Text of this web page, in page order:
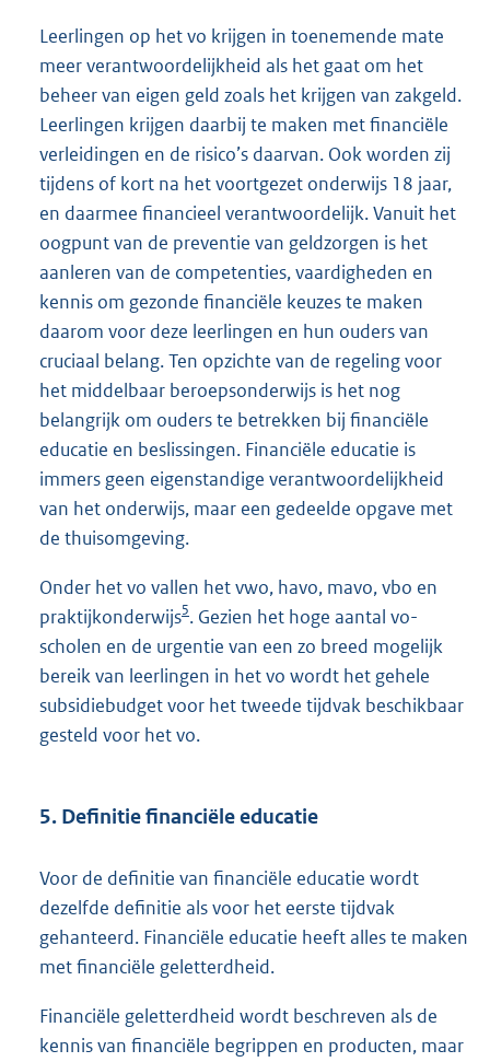
Leerlingen op het vo krijgen in toenemende mate
meer verantwoordelijkheid als het gaat om het
beheer van eigen geld zoals het krijgen van zakgeld.
Leerlingen krijgen daarbij te maken met financiële
verleidingen en de risico’s daarvan. Ook worden zij
tijdens of kort na het voortgezet onderwijs 18 jaar,
en daarmee financieel verantwoordelijk. Vanuit het
oogpunt van de preventie van geldzorgen is het
aanleren van de competenties, vaardigheden en
kennis om gezonde financiële keuzes te maken
daarom voor deze leerlingen en hun ouders van
cruciaal belang. Ten opzichte van de regeling voor
het middelbaar beroepsonderwijs is het nog
belangrijk om ouders te betrekken bij financiële
educatie en beslissingen. Financiële educatie is
immers geen eigenstandige verantwoordelijkheid
van het onderwijs, maar een gedeelde opgave met
de thuisomgeving.
Onder het vo vallen het vwo, havo, mavo, vbo en
praktijkonderwijs5. Gezien het hoge aantal vo-
scholen en de urgentie van een zo breed mogelijk
bereik van leerlingen in het vo wordt het gehele
subsidiebudget voor het tweede tijdvak beschikbaar
gesteld voor het vo.
5. Definitie financiële educatie
Voor de definitie van financiële educatie wordt
dezelfde definitie als voor het eerste tijdvak
gehanteerd. Financiële educatie heeft alles te maken
met financiële geletterdheid.
Financiële geletterdheid wordt beschreven als de
kennis van financiële begrippen en producten, maar